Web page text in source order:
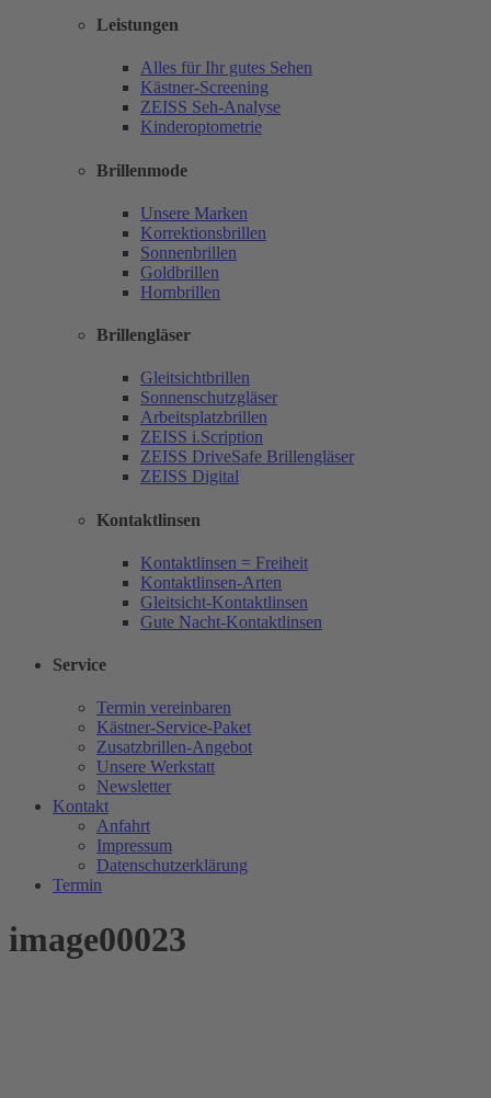
Leistungen
Alles für Ihr gutes Sehen
Kästner-Screening
ZEISS Seh-Analyse
Kinderoptometrie
Brillenmode
Unsere Marken
Korrektionsbrillen
Sonnenbrillen
Goldbrillen
Hornbrillen
Brillengläser
Gleitsichtbrillen
Sonnenschutzgläser
Arbeitsplatzbrillen
ZEISS i.Scription
ZEISS DriveSafe Brillengläser
ZEISS Digital
Kontaktlinsen
Kontaktlinsen = Freiheit
Kontaktlinsen-Arten
Gleitsicht-Kontaktlinsen
Gute Nacht-Kontaktlinsen
Service
Termin vereinbaren
Kästner-Service-Paket
Zusatzbrillen-Angebot
Unsere Werkstatt
Newsletter
Kontakt
Anfahrt
Impressum
Datenschutzerklärung
Termin
image00023